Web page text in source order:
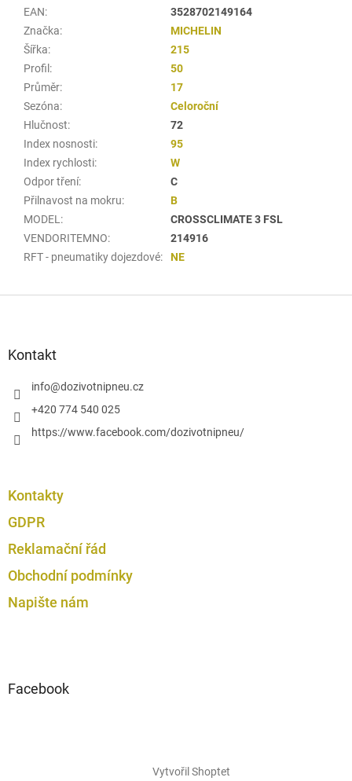
EAN:
3528702149164
Značka:
MICHELIN
Šířka:
215
Profil :
50
Průměr:
17
Sezóna:
Celoroční
Hlučnost:
72
Index nosnosti:
95
Index rychlosti:
W
Odpor tření:
C
Přilnavost na mokru:
B
MODEL :
CROSSCLIMATE 3 FSL
VENDORITEMNO:
214916
RFT - pneumatiky dojezdové: NE
Kontakt
info@dozivotnipneu.cz
+420 774 540 025
https://www.facebook.com/dozivotnipneu/
Kontakty
GDPR
Reklamační řád
Obchodní podmínky
Napište nám
Facebook
Vytvořil Shoptet